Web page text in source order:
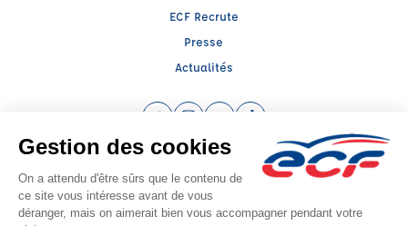
ECF Recrute
Presse
Actualités
Facebook (nouvelle fenêtre)
Instagram (nouvelle fenêtre)
YouTube (nouvelle fenêtre)
TikTok (nouvelle fenêtre)
Raison sociale : FORMATION TRASNPORT ET GESTION DES RISQU - Capital
social: 2000€
SIREN: 829922368 - Numéro de TVA intracommunautaire:
Agrément n°E2401200070